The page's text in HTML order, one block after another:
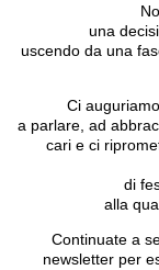
una
uscendo da una
Ci
a parlare, ad
cari e ci
di
alla
Continuate a
newsletter per